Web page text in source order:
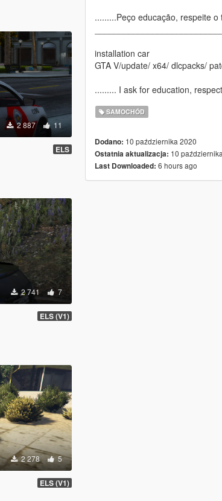
2 887 11
ELS
2 741 7
ELS (V1)
2 278 5
ELS (V1)
.........Peço educação, respeite
installation car
GTA V/update/ x64/ dlcpacks/
......... I ask for education,
SAMOCHÓD
Dodano: 10 października 2020
Ostatnia aktualizacja: 10
Last Downloaded: 6 hours ago